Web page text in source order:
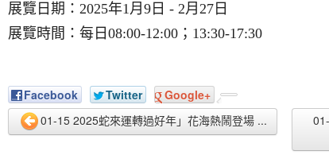
展覽日期： 2025年1月 9 日 - 2月 27 日
展覽時間：每日 08:00-12:00 ； 13:30-17:30
Facebook Twitter
Google+
01-15 2025蛇來運轉過好年」花海熱鬧登場 ...